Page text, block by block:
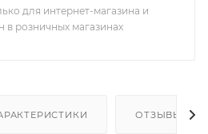
для интернет-магазина и
в розничных магазинах
ОТЗЫВЫ